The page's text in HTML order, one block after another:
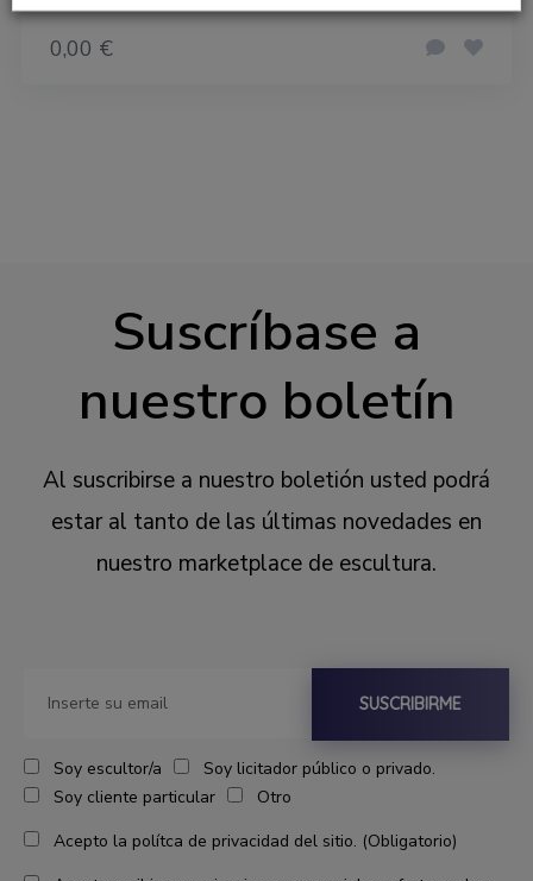
0,00 €
Suscríbase a
nuestro boletín
Al suscribirse a nuestro boletión usted podrá
estar al tanto de las últimas novedades en
nuestro marketplace de escultura.
Soy escultor/a
Soy licitador público o privado.
Soy cliente particular
Otro
Acepto la polítca de privacidad del sitio. (Obligatorio)
SUSCRIBIRME